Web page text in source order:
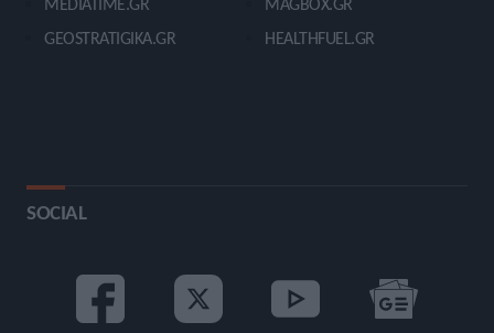
GEOSTRATIGIKA.GR
HEALTHFUEL.GR
SOCIAL